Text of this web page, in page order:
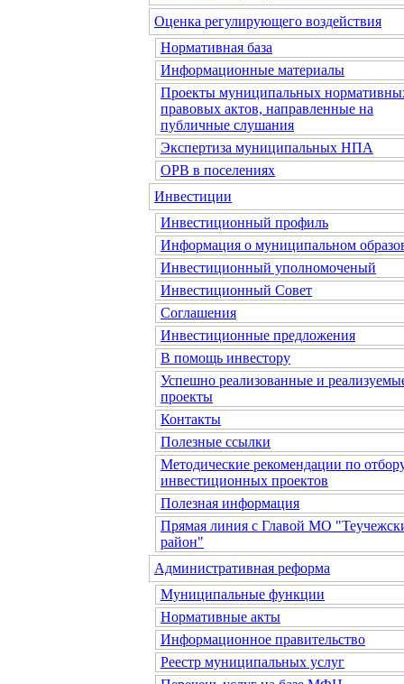
Оценка регулирующего воздействия
Нормативная база
Информационные материалы
Проекты муниципальных
правовых актов, направленные на
публичные слушания
Экспертиза муниципальных НПА
ОРВ в поселениях
Инвестиции
Инвестиционный профиль
Информация о муниципальном
Инвестиционный уполномоченый
Инвестиционный Совет
Соглашения
Инвестиционные предложения
В помощь инвестору
Успешно реализованные и
проекты
Контакты
Полезные ссылки
Методические рекомендации по
инвестиционных проектов
Полезная информация
Прямая линия с Главой МО
район"
Административная реформа
Муниципальные функции
Нормативные акты
Информационное правительство
Реестр муниципальных услуг